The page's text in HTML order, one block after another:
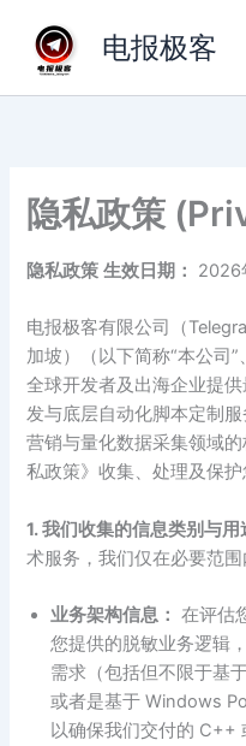
容
电报极客
隐私政策
隐私政策 生效日期： 2026
电报极客有限公司（
加坡）（以下简称“本公司”
全球开发者及出海企业提
发与底层自动化脚本定制
营销与量化数据采集领域
私政策》收集、处理及保护
1. 我们收集的信息类别与用
术服务，我们仅在必要范
业务架构信息： 在评估
您提供的脱敏业务逻辑
需求（包括但不限于基
或者是基于 Windows
以确保我们交付的 C++